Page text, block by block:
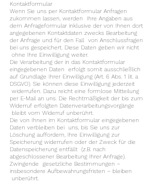
Kontaktformular
Wenn Sie uns per Kontaktformular Anfragen
zukommen lassen, werden Ihre Angaben aus
dem Anfrageformular inklusive der von Ihnen dort
angegebenen Kontaktdaten zwecks Bearbeitung
der Anfrage und für den Fall von Anschlussfragen
bei uns gespeichert. Diese Daten geben wir nicht
ohne Ihre Einwilligung weiter.
Die Verarbeitung der in das Kontaktformular
eingegebenen Daten erfolgt somit ausschließlich
auf Grundlage Ihrer Einwilligung (Art. 6 Abs. 1 lit. a
DSGVO). Sie können diese Einwilligung jederzeit
widerrufen. Dazu reicht eine formlose Mitteilung
per E-Mail an uns. Die Rechtmäßigkeit der bis zum
Widerruf erfolgten Datenverarbeitungsvorgänge
bleibt vom Widerruf unberührt.
Die von Ihnen im Kontaktformular eingegebenen
Daten verbleiben bei uns, bis Sie uns zur
Löschung auffordern, Ihre Einwilligung zur
Speicherung widerrufen oder der Zweck für die
Datenspeicherung entfällt (z.B. nach
abgeschlossener Bearbeitung Ihrer Anfrage).
Zwingende gesetzliche Bestimmungen –
insbesondere Aufbewahrungsfristen – bleiben
unberührt.